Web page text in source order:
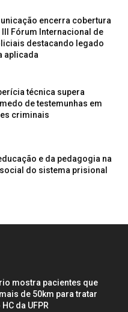
encerra cobertura
Fórum Internacional de
destacando legado
aplicada
técnica supera
de testemunhas em
criminais
e da pedagogia na
do sistema prisional
mostra pacientes que
de 50km para tratar
da UFPR